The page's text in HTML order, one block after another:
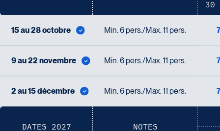
30
15 au 28 octobre Min. 6 pers./Max. 11 pers.
9 au 22 novembre Min. 6 pers./Max. 11 pers.
2 au 15 décembre Min. 6 pers./Max. 11 pers.
DATES 2027
NOTES